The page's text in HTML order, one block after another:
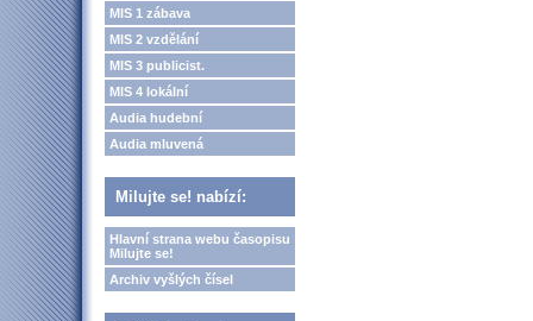
MIS 1 zábava
MIS 2 vzdělání
MIS 3 publicist.
MIS 4 lokální
Audia hudební
Audia mluvená
Milujte se! nabízí:
Hlavní strana webu časopisu
Milujte se!
Archiv vyšlých čísel